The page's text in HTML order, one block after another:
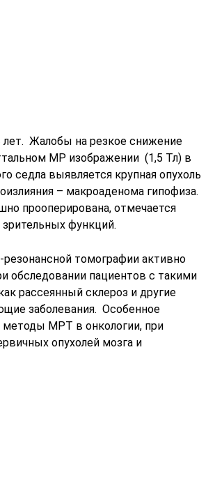
лет. Жалобы на резкое снижение
МР изображении (1,5 Тл) в
седла выявляется крупная опухоль
– макроаденома гипофиза.
прооперирована, отмечается
функций.
томографии активно
обследовании пациентов с такими
рассеянный склероз и другие
заболевания. Особенное
МРТ в онкологии, при
опухолей мозга и